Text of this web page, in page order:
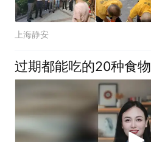
上海静安
过期都能吃的20种食物